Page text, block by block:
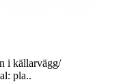
i källarvägg/
pla..